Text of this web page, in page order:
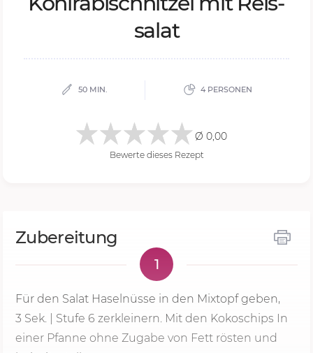
sa­lat
50 MIN. 4 PERSONEN
Ø 0,00
Bewerte dieses Rezept
Zubereitung
1
Für den Salat Haselnüsse in den Mixtopf geben,
3 Sek.
Stufe 6 zerkleinern. Mit den Kokoschips In
einer Pfanne ohne Zugabe von Fett rösten und